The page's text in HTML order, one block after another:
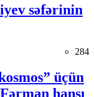
səfərinin
284
üçün
hansı